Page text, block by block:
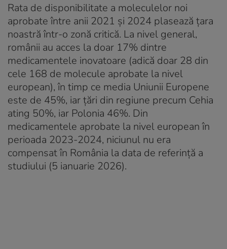
Rata de disponibilitate a moleculelor noi
aprobate între anii 2021 și 2024 plasează țara
noastră într-o zonă critică. La nivel general,
românii au acces la doar 17% dintre
medicamentele inovatoare (adică doar 28 din
cele 168 de molecule aprobate la nivel
european), în timp ce media Uniunii Europene
este de 45%, iar țări din regiune precum Cehia
ating 50%, iar Polonia 46%. Din
medicamentele aprobate la nivel european în
perioada 2023-2024, niciunul nu era
compensat în România la data de referință a
studiului (5 ianuarie 2026).